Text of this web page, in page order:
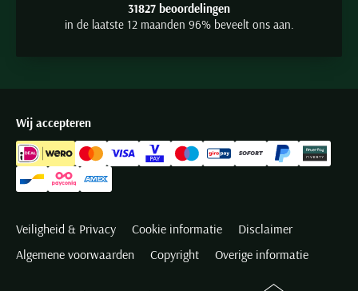
31827 beoordelingen
in de laatste 12 maanden 96% beveelt ons aan.
Wij accepteren
Veiligheid & Privacy Cookie informatie
Disclaimer
Algemene voorwaarden
Copyright Overige informatie